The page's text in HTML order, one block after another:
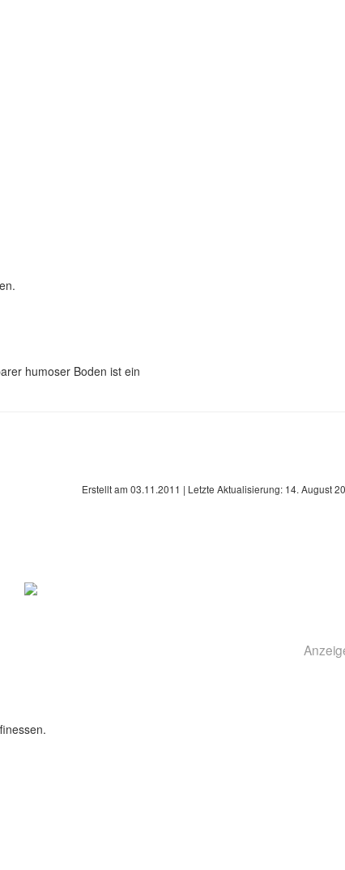
humoser Boden ist ein
Erstellt am 03.11.2011 | Letzte Aktualisierung: 14. August